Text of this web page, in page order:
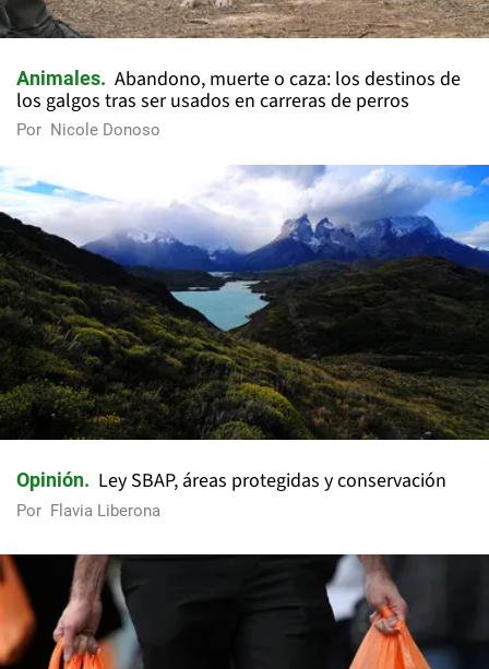
Animales
Abandono, muerte o caza: los destinos de
los galgos tras ser usados en carreras de perros
Por Nicole Donoso
Opinión Ley SBAP, áreas protegidas y conservación
Por Flavia Liberona